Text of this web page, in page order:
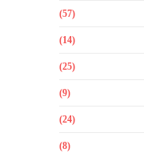
(57)
(14)
(25)
(9)
(24)
(8)